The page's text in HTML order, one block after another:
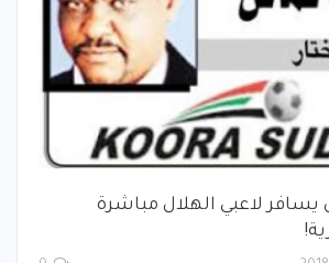
يسافر لاعبي الهلال مباشرة